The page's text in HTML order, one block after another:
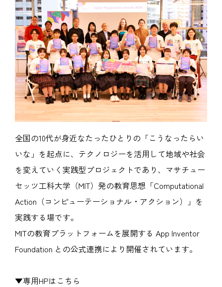
全国の10代が身近なたったひとりの「こうなったらい
いな」を起点に、テクノロジーを活用して地域や社会
を変えていく実践型プロジェクトであり、マサチュー
セッツ工科大学（MIT）発の教育思想「Computational
Action（コンピューテーショナル・アクション）」を
実践する場です。
MITの教育プラットフォームを展開する App Inventor
Foundation との公式連携により開催されています。
▼専用HPはこちら